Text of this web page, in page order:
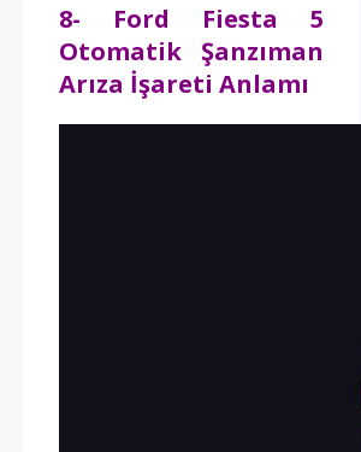
8- Ford Fiesta 5
Otomatik Şanzıman
Arıza İşareti Anlamı